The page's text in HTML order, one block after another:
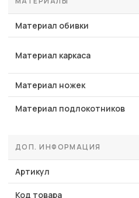
Материал обивки
Материал каркаса
Материал ножек
Материал подлокотников
ДОП. ИНФОРМАЦИЯ
Артикул
Код товара